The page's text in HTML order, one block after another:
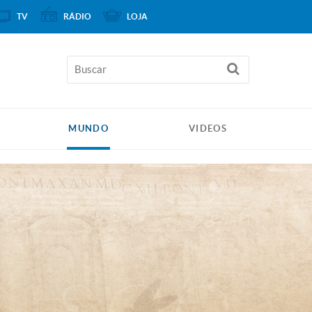
MUNDO VIDEOS
TV RÁDIO LOJA